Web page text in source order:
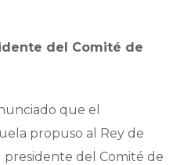
del Comité de
que el
propuso al Rey de
presidente del Comité de